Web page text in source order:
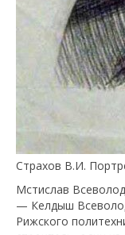
Страхов В.И.
Мстислав
— Келдыш
Рижского